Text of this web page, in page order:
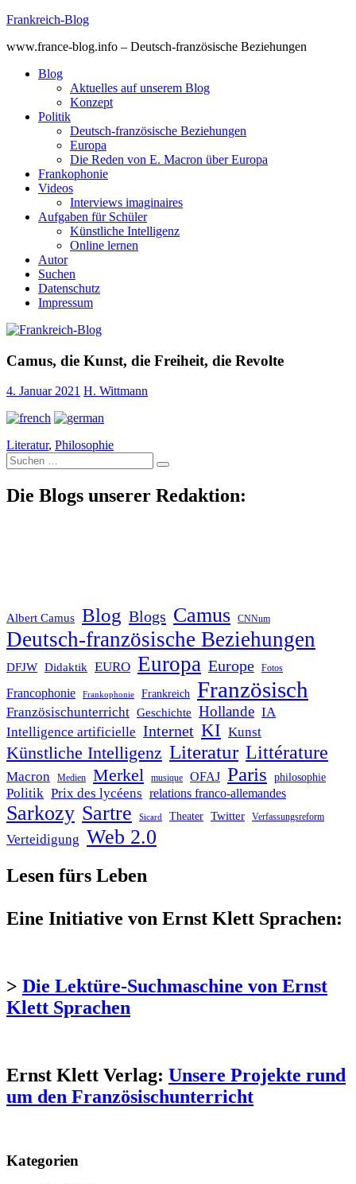
Skip
content
Frankreich-Blog
www.france-blog.info – Deutsch-französische Beziehungen
Blog
Aktuelles auf unserem Blog
Konzept
Politik
Deutsch-französische Beziehungen
Europa
Die Reden von E. Macron über Europa
Frankophonie
Videos
Interviews imaginaires
Aufgaben für Schüler
Künstliche Intelligenz
Online lernen
Autor
Suchen
Datenschutz
Impressum
Camus, die Kunst, die Freiheit, die Revolte
4. Januar 2021 H. Wittmann
Literatur, Philosophie
Suche
nach:
Die Blogs unserer Redaktion:
Albert Camus Blog Blogs Camus CNNum
Deutsch-französische Beziehungen
DFJW Didaktik EURO Europa Europe Fotos
Francophonie Frankophonie Frankreich Französisch
Französischunterricht Geschichte Hollande IA
Intelligence artificielle Internet KI Kunst
Künstliche Intelligenz Literatur Littérature
Macron Medien Merkel musique OFAJ Paris philosophie
Politik Prix des lycéens relations franco-allemandes
Sarkozy Sartre Sicard Theater Twitter Verfassungsreform
Verteidigung Web 2.0
Lesen fürs Leben
Eine Initiative von Ernst Klett Sprachen:
> Die Lektüre-Suchmaschine von Ernst
Klett Sprachen
Ernst Klett Verlag: Unsere Projekte rund
um den Französischunterricht
Kategorien